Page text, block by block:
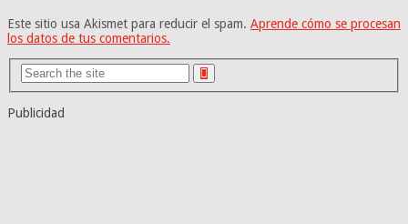
Este sitio usa Akismet para reducir el spam. Aprende cómo se procesan
los datos de tus comentarios.
Publicidad